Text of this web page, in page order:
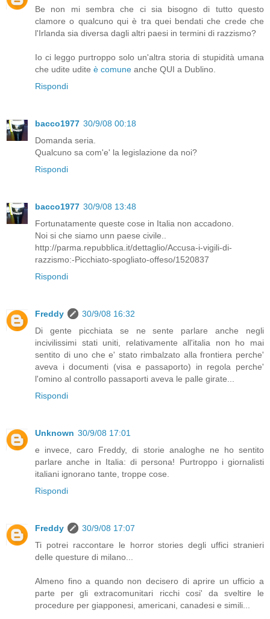
Be non mi sembra che ci sia bisogno di tutto questo
clamore o qualcuno qui è tra quei bendati che crede che
l'Irlanda sia diversa dagli altri paesi in termini di razzismo?
Io ci leggo purtroppo solo un'altra storia di stupidità umana
che udite udite è comune anche QUI a Dublino.
Rispondi
bacco1977 30/9/08 00:18
Domanda seria.
Qualcuno sa com'e' la legislazione da noi?
Rispondi
bacco1977 30/9/08 13:48
Fortunatamente queste cose in Italia non accadono.
Noi si che siamo unn paese civile..
http://parma.repubblica.it/dettaglio/Accusa-i-vigili-di-
razzismo:-Picchiato-spogliato-offeso/1520837
Rispondi
Freddy
30/9/08 16:32
Di gente picchiata se ne sente parlare anche negli
incivilissimi stati uniti, relativamente all'italia non ho mai
sentito di uno che e' stato rimbalzato alla frontiera perche'
aveva i documenti (visa e passaporto) in regola perche'
l'omino al controllo passaporti aveva le palle girate...
Rispondi
Unknown 30/9/08 17:01
e invece, caro Freddy, di storie analoghe ne ho sentito
parlare anche in Italia: di persona! Purtroppo i giornalisti
italiani ignorano tante, troppe cose.
Rispondi
Freddy
30/9/08 17:07
Ti potrei raccontare le horror stories degli uffici stranieri
delle questure di milano...
Almeno fino a quando non decisero di aprire un ufficio a
parte per gli extracomunitari ricchi cosi' da sveltire le
procedure per giapponesi, americani, canadesi e simili...